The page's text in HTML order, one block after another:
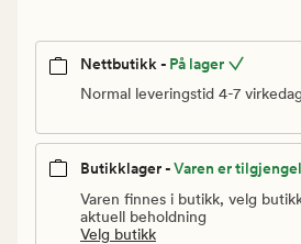
Nettbutikk - På lager
Normal leveringstid 4-7
Butikklager -Varen er
Varen finnes i butikk, velg
aktuell beholdning
Velg butikk